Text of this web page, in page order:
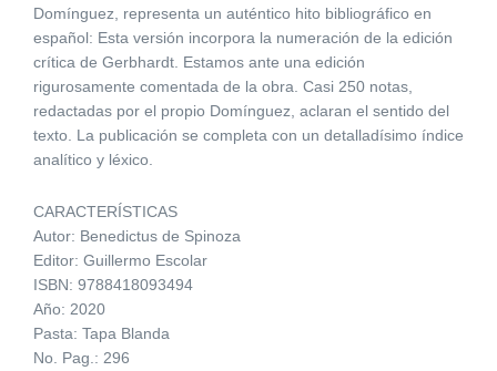
Domínguez, representa un auténtico hito bibliográfico en
español: Esta versión incorpora la numeración de la edición
crítica de Gerbhardt. Estamos ante una edición
rigurosamente comentada de la obra. Casi 250 notas,
redactadas por el propio Domínguez, aclaran el sentido del
texto. La publicación se completa con un detalladísimo índice
analítico y léxico.
CARACTERÍSTICAS
Autor: Benedictus de Spinoza
Editor: Guillermo Escolar
ISBN: 9788418093494
Año: 2020
Pasta: Tapa Blanda
No. Pag.: 296